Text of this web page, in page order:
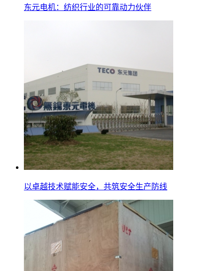
东元电机：纺织行业的可靠动力伙伴
以卓越技术赋能安全，共筑安全生产防线